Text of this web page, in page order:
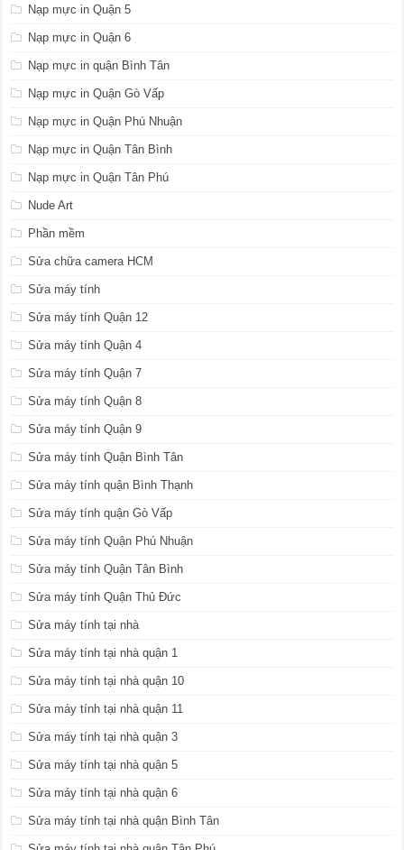
Nạp mực in Quận 5
Nạp mực in Quận 6
Nạp mực in quận Bình Tân
Nạp mực in Quận Gò Vấp
Nạp mực in Quận Phú Nhuận
Nạp mực in Quận Tân Bình
Nạp mực in Quận Tân Phú
Nude Art
Phần mềm
Sửa chữa camera HCM
Sửa máy tính
Sửa máy tính Quận 12
Sửa máy tính Quận 4
Sửa máy tính Quận 7
Sửa máy tính Quận 8
Sửa máy tính Quận 9
Sửa máy tính Quận Bình Tân
Sửa máy tính quận Bình Thạnh
Sửa máy tính quận Gò Vấp
Sửa máy tính Quận Phú Nhuận
Sửa máy tính Quận Tân Bình
Sửa máy tính Quận Thủ Đức
Sửa máy tính tại nhà
Sửa máy tính tại nhà quận 1
Sửa máy tính tại nhà quận 10
Sửa máy tính tại nhà quận 11
Sửa máy tính tại nhà quận 3
Sửa máy tính tại nhà quận 5
Sửa máy tính tại nhà quận 6
Sửa máy tính tại nhà quận Bình Tân